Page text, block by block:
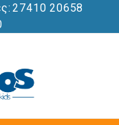
27410 20658